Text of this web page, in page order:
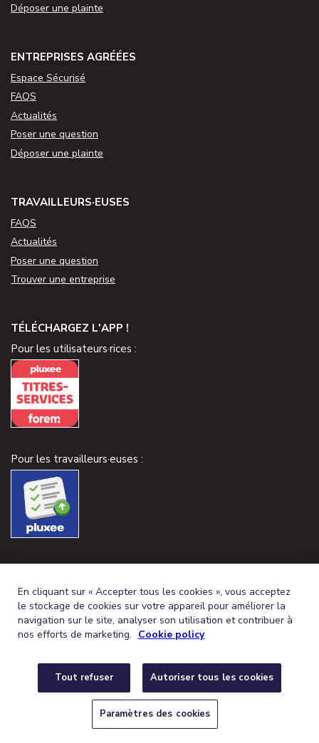
Déposer une plainte
ENTREPRISES AGRÉÉES
Espace Sécurisé
FAQS
Actualités
Poser une question
Déposer une plainte
TRAVAILLEURS·EUSES
FAQS
Actualités
Poser une question
Trouver une entreprise
TÉLÉCHARGEZ L'APP !
Pour les utilisateurs·rices :
Pour les travailleurs·euses :
FRENCH (BELGIUM)
DEDEUTSCH (BELGIEN)
CONDITIONS GÉNÉRALES
PROTECTION DE LA VIE PRIVÉE
En cliquant sur « Accepter tous les cookies », vous acceptez
le stockage de cookies sur votre appareil pour améliorer la
navigation sur le site, analyser son utilisation et contribuer à
nos efforts de marketing. Cookie policy
Tout refuser Autoriser tous les cookies
Paramètres des cookies